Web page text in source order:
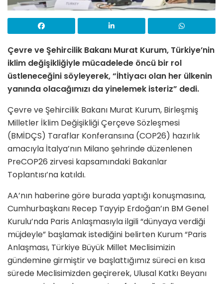
Çevre ve Şehircilik Bakanı Murat Kurum, Türkiye’nin
iklim değişikliğiyle mücadelede öncü bir rol
üstleneceğini söyleyerek, “İhtiyacı olan her ülkenin
yanında olacağımızı da yinelemek isteriz” dedi.
Çevre ve Şehircilik Bakanı Murat Kurum, Birleşmiş
Milletler İklim Değişikliği Çerçeve Sözleşmesi
(BMİDÇS) Taraflar Konferansına (COP26) hazırlık
amacıyla İtalya’nın Milano şehrinde düzenlenen
PreCOP26 zirvesi kapsamındaki Bakanlar
Toplantısı’na katıldı.
AA’nın haberine göre burada yaptığı konuşmasına,
Cumhurbaşkanı Recep Tayyip Erdoğan’ın BM Genel
Kurulu’nda Paris Anlaşmasıyla ilgili “dünyaya verdiği
müjdeyle” başlamak istediğini belirten Kurum “Paris
Anlaşması, Türkiye Büyük Millet Meclisimizin
gündemine girmiştir ve başlattığımız süreci en kısa
sürede Meclisimizden geçirerek, Ulusal Katkı Beyanı